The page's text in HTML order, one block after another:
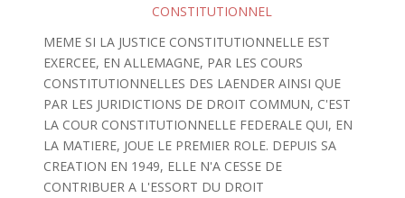
CONSTITUTIONNEL
MEME SI LA JUSTICE CONSTITUTIONNELLE EST
EXERCEE, EN ALLEMAGNE, PAR LES COURS
CONSTITUTIONNELLES DES LAENDER AINSI QUE
PAR LES JURIDICTIONS DE DROIT COMMUN, C'EST
LA COUR CONSTITUTIONNELLE FEDERALE QUI, EN
LA MATIERE, JOUE LE PREMIER ROLE. DEPUIS SA
CREATION EN 1949, ELLE N'A CESSE DE
CONTRIBUER A L'ESSORT DU DROIT